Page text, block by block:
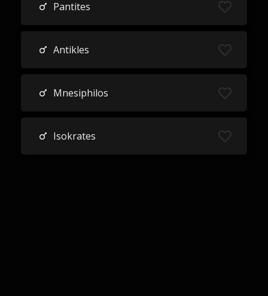
Pantites
Antikles
Mnesiphilos
Isokrates